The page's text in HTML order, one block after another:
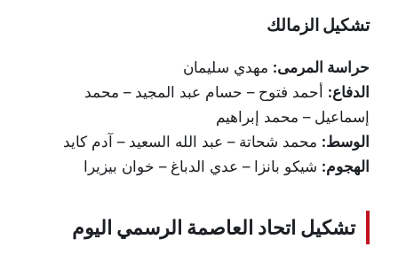
تشكيل الزمالك
حراسة المرمى: مهدي سليمان
الدفاع: أحمد فتوح – حسام عبد المجيد – محمد
إسماعيل – محمد إبراهيم
الوسط: محمد شحاتة – عبد الله السعيد – آدم كايد
الهجوم: شيكو بانزا – عدي الدباغ – خوان بيزيرا
تشكيل اتحاد العاصمة الرسمي اليوم